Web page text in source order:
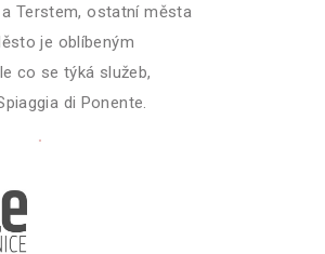
Terstem, ostatní města
je oblíbeným
co se týká služeb,
di Ponente.